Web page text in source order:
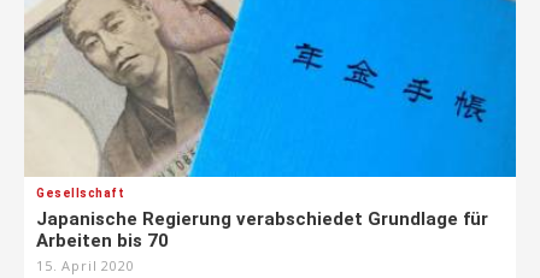
Gesellschaft
Japanische Regierung verabschiedet Grundlage für
Arbeiten bis 70
15. April 2020